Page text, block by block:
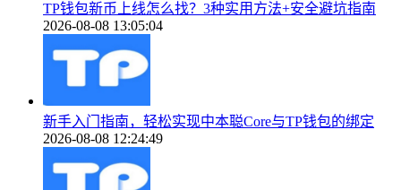
TP钱包新币上线怎么找？3种实用方法+安全避坑指南
2026-08-08 13:05:04
新手入门指南，轻松实现中本聪Core与TP钱包的绑定
2026-08-08 12:24:49